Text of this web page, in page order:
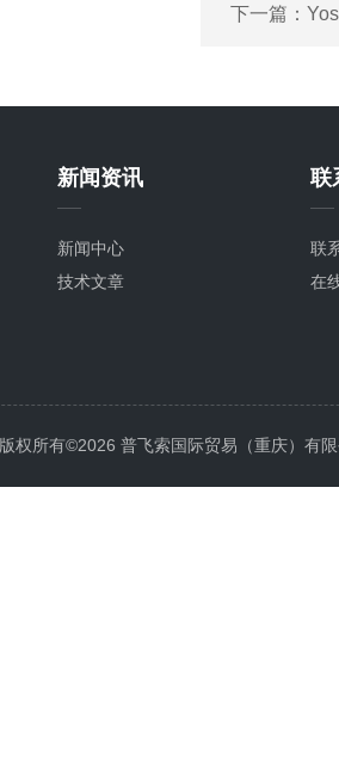
下一篇：
新闻资讯
新闻中心
技术文章
联
联
在
版权所有©2026 普飞索国际贸易（重庆）有